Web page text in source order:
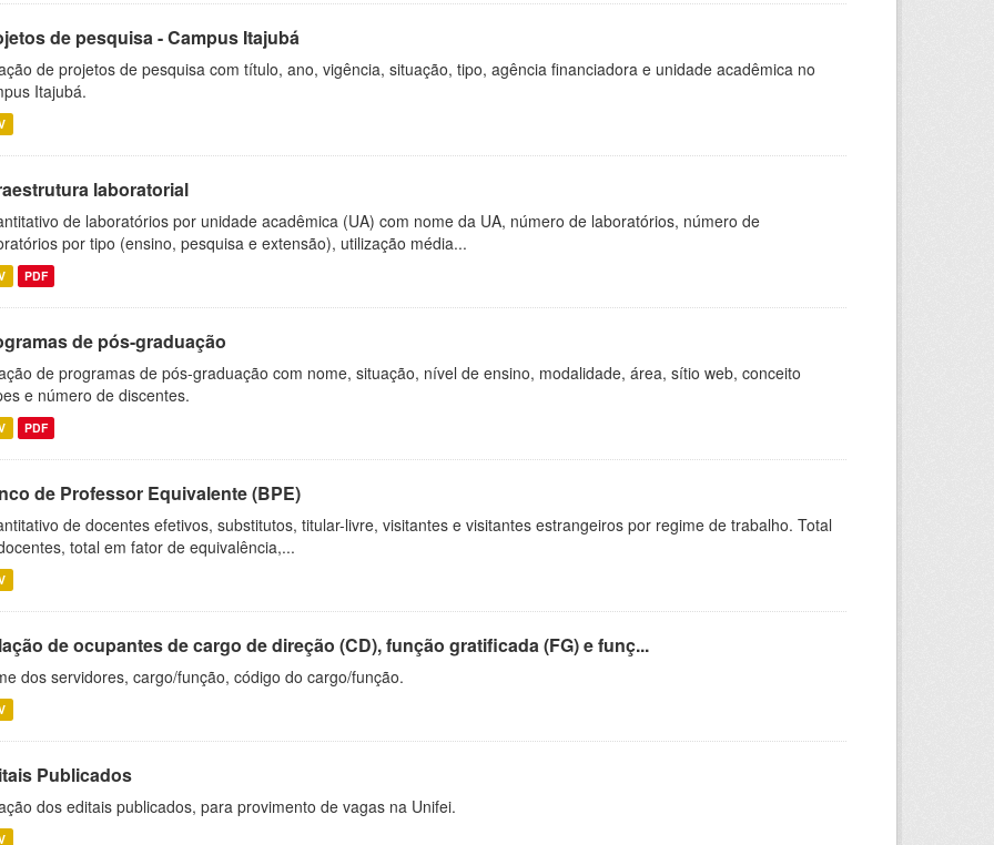
de pesquisa - Campus Itajubá
de projetos de pesquisa com título, ano, vigência, situação, tipo, agência financiadora e unidade acadêmica no
Itajubá.
laboratorial
de laboratórios por unidade acadêmica (UA) com nome da UA, número de laboratórios, número de
por tipo (ensino, pesquisa e extensão), utilização média...
PDF
de pós-graduação
de programas de pós-graduação com nome, situação, nível de ensino, modalidade, área, sítio web, conceito
e número de discentes.
PDF
de Professor Equivalente (BPE)
de docentes efetivos, substitutos, titular-livre, visitantes e visitantes estrangeiros por regime de trabalho. Total
total em fator de equivalência,...
de ocupantes de cargo de direção (CD), função gratificada (FG) e funç...
dos servidores, cargo/função, código do cargo/função.
Publicados
dos editais publicados, para provimento de vagas na Unifei.